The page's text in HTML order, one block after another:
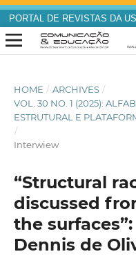
PORTAL DE REVISTAS DA
HOME / ARCHIVES /
VOL. 30 NO. 1 (2025):
ESTRUTURAL E
/
Interwiew
“Structural
discussed
the
Dennis de